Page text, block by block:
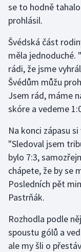
Rychlostní
Short track
Sportovní střelba
Stolní tenis
Triatlon
Veslování
Vodní slalom
Volejbal
se to hodně
prohlásil.
Švédská část
měla jednoduché.
rádi, že jsme
Švédům můžu
Jsem rád, máme
skóre a vedeme
Na konci zápasu
"Sledoval jsem
bylo 7:3,
chápete, že by se
Posledních pět
Pastrňák.
Rozhodla podle
spoustu gólů a
ale my šli o